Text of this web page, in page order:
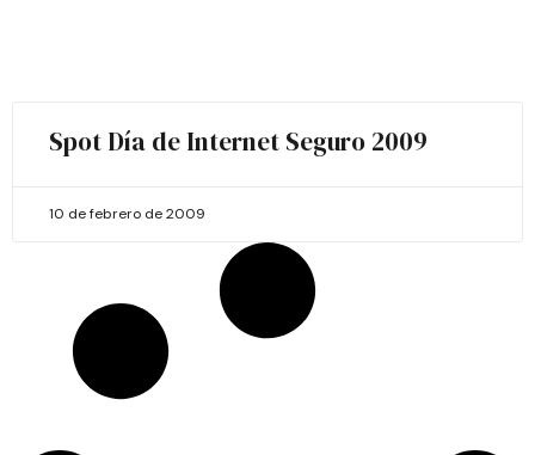
Spot Día de Internet Seguro 2009
10 de febrero de 2009